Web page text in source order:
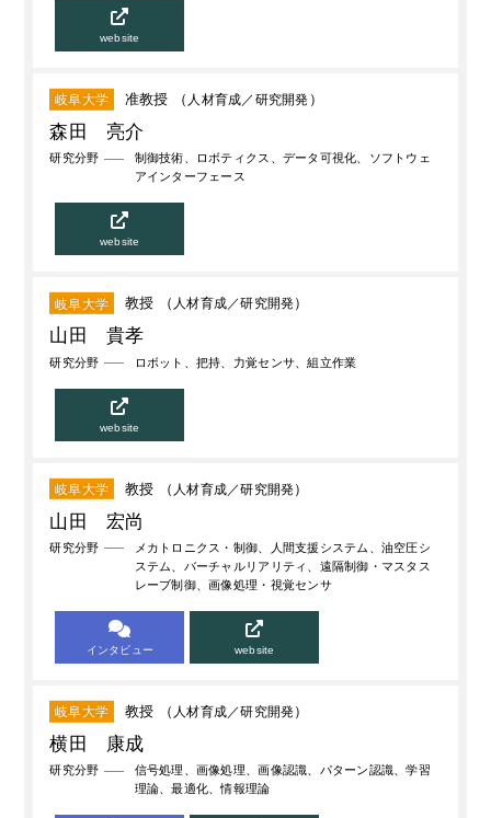
website
岐阜大学 准教授 （ 人材育成 研究開発 ）
森田 亮介
研究分野
制御技術、ロボティクス、データ可視化、ソフトウェ
アインターフェース
website
岐阜大学 教授 （ 人材育成 研究開発）
山田 貴孝
研究分野 ロボット、把持、力覚センサ、組立作業
website
岐阜大学 教授 （ 人材育成 研究開発）
山田 宏尚
研究分野
メカトロニクス・制御、人間支援システム、油空圧シ
ステム、バーチャルリアリティ、遠隔制御・マスタス
レーブ制御、画像処理・視覚センサ
インタビュー website
岐阜大学 教授 （ 人材育成 研究開発）
横田 康成
研究分野
信号処理、画像処理、画像認識、パターン認識、学習
理論、最適化、情報理論